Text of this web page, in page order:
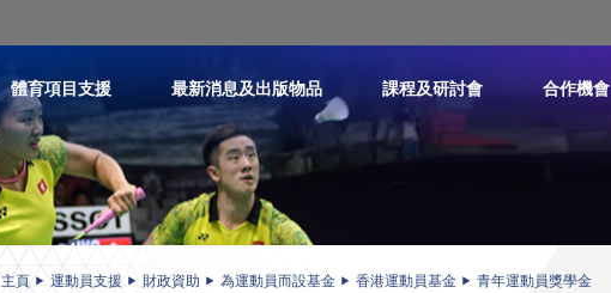
體育項目支援 最新消息及出版物品 課程及研討會 合作機會
主頁 運動員支援 財政資助 為運動員而設基金 香港運動員基金 青年運動員獎學金